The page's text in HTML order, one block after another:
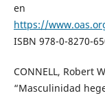
en
https://
ISBN 978-0-8270-
CONNELL, Robert
“Masculinidad